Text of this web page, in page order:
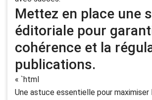
Mettez en place une
éditoriale pour
cohérence et la
publications.
« `html
Une astuce essentielle pour maximiser